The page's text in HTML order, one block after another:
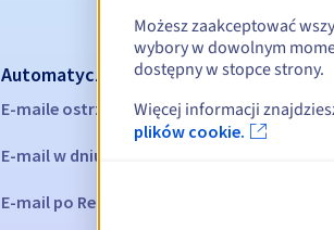
Automatyczne powiadomienia:
E-maile ostrzegawcze:60, 30, 15, 7 i 3 dni
E-mail w dniu wygaśnięcia
E-mail po Redemption Grace Period
Możesz zaakceptować
wybory w dowolnym
dostępny w stopce strony.
Więcej informacji
plików cookie.